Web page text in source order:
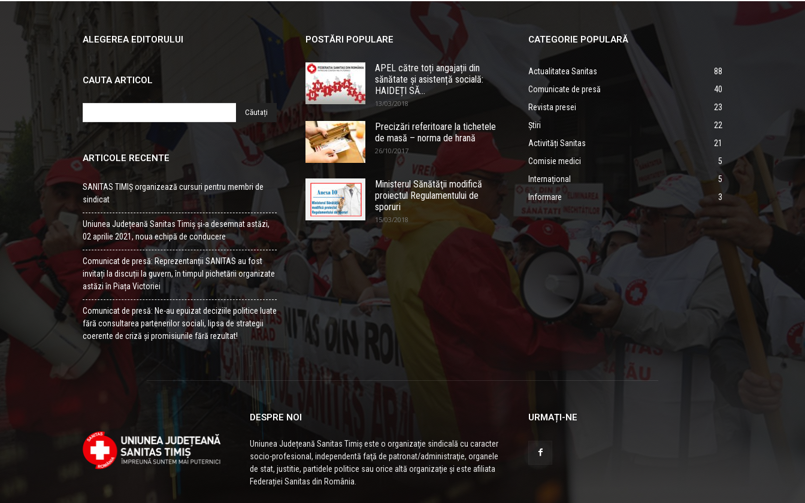
ALEGEREA EDITORULUI
CAUTA ARTICOL
ARTICOLE RECENTE
SANITAS TIMIȘ organizează cursuri pentru membri de
sindicat
Uniunea Județeană Sanitas Timiș și-a desemnat astăzi,
02 aprilie 2021, noua echipă de conducere
Comunicat de presă: Reprezentanții SANITAS au fost
invitați la discuții la guvern, în timpul pichetării organizate
astăzi în Piața Victoriei
Comunicat de presă: Ne-au epuizat deciziile politice luate
fără consultarea partenerilor sociali, lipsa de strategii
coerente de criză și promisiunile fără rezultat!
POSTĂRI POPULARE
APEL către toți angajații din
sănătate și asistență socială:
HAIDEȚI SĂ...
13/03/2018
Precizări referitoare la tichetele
de masă – norma de hrană
26/10/2017
Ministerul Sănătăţii modifică
proiectul Regulamentului de
sporuri
15/03/2018
CATEGORIE POPULARĂ
Actualitatea Sanitas
88
Comunicate de presă
40
Revista presei
23
Știri
22
Activități Sanitas
21
Comisie medici
5
Internațional
5
Informare
3
DESPRE NOI
Uniunea Județeană Sanitas Timiș este o organizaţie sindicală cu caracter
socio-profesional, independentă faţă de patronat/administraţie, organele
de stat, justitie, partidele politice sau orice altă organizaţie și este afiliata
Federației Sanitas din România.
URMAȚI-NE